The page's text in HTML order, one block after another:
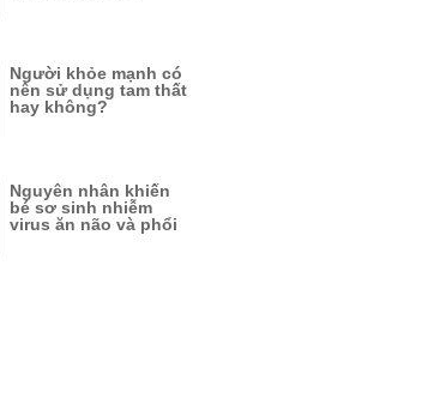
Người khỏe mạnh có
nên sử dụng tam thất
hay không?
Nguyên nhân khiến
bé sơ sinh nhiễm
virus ăn não và phổi